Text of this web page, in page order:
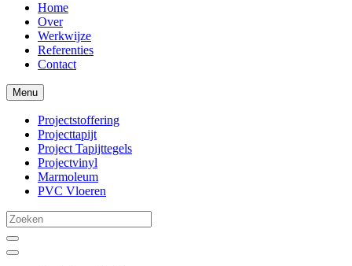
Home
Over
Werkwijze
Referenties
Contact
Menu
Projectstoffering
Projecttapijt
Project Tapijttegels
Projectvinyl
Marmoleum
PVC Vloeren